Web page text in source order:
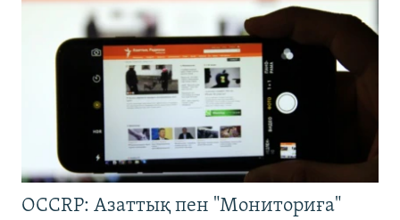
OCCRP: Азаттық пен "Мониториға"